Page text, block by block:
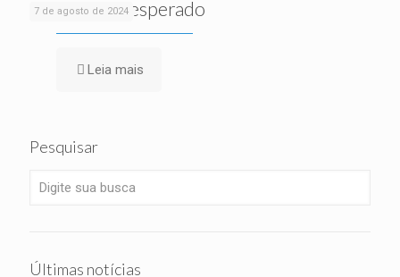
7 de agosto de 2024
tri, acima do esperado
Leia mais
Pesquisar
Últimas notícias